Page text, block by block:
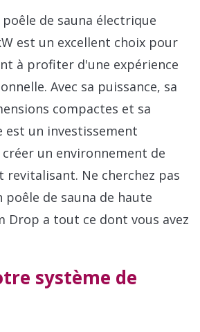
de sauna électrique
est un excellent choix pour
à profiter d'une expérience
Avec sa puissance, sa
compactes et sa
est un investissement
un environnement de
revitalisant. Ne cherchez pas
de sauna de haute
Drop a tout ce dont vous avez
système de